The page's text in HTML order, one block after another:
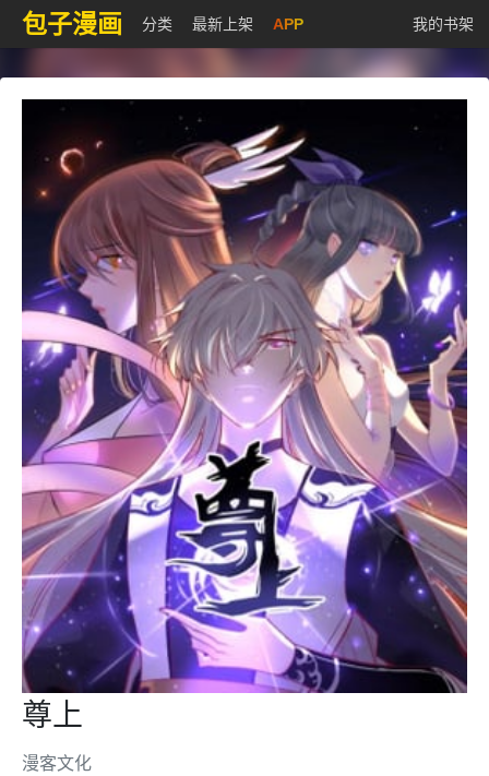
包子漫画 分类 最新上架 APP 我的书架
尊上
漫客文化